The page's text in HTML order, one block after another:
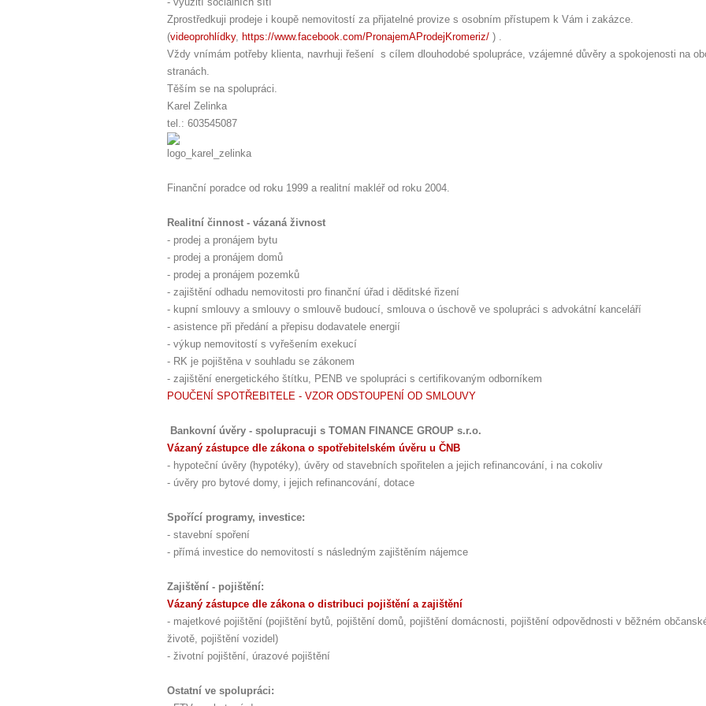
- využití sociálních sítí
Zprostředkuji prodeje i koupě nemovitostí za přijatelné provize s osobním přístupem k Vám i zakázce.
(videoprohlídky, https://www.facebook.com/PronajemAProdejKromeriz/ ) .
Vždy vnímám potřeby klienta, navrhuji řešení s cílem dlouhodobé spolupráce, vzájemné důvěry a spokojenosti na
stranách.
Těším se na spolupráci.
Karel Zelinka
tel.: 603545087
Finanční poradce od roku 1999 a realitní makléř od roku 2004.
Realitní činnost - vázaná živnost
- prodej a pronájem bytu
- prodej a pronájem domů
- prodej a pronájem pozemků
- zajištění odhadu nemovitosti pro finanční úřad i děditské řizení
- kupní smlouvy a smlouvy o smlouvě budoucí, smlouva o úschově ve spolupráci s advokátní kanceláří
- asistence při předání a přepisu dodavatele energií
- výkup nemovitostí s vyřešením exekucí
- RK je pojištěna v souhladu se zákonem
- zajištění energetického štítku, PENB ve spolupráci s certifikovaným odborníkem
POUČENÍ SPOTŘEBITELE - VZOR ODSTOUPENÍ OD SMLOUVY
Bankovní úvěry - spolupracuji s TOMAN FINANCE GROUP s.r.o.
Vázaný zástupce dle zákona o spotřebitelském úvěru u ČNB
- hypoteční úvěry (hypotéky), úvěry od stavebních spořitelen a jejich refinancování, i na cokoliv
- úvěry pro bytové domy, i jejich refinancování, dotace
Spořící programy, investice:
- stavební spoření
- přímá investice do nemovitostí s následným zajištěním nájemce
Zajištění - pojištění:
Vázaný zástupce dle zákona o distribuci pojištění a zajištění
- majetkové pojištění (pojištění bytů, pojištění domů, pojištění domácnosti, pojištění odpovědnosti v běžném
životě, pojištění vozidel)
- životní pojištění, úrazové pojištění
Ostatní ve spolupráci: